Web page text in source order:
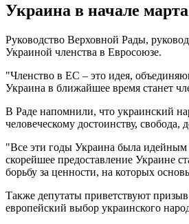
Украина в начале
Руководство Верховной Рады,
Украиной членства в Евросоюзе.
"Членство в ЕС – это идея,
Украина в ближайшее время станет
В Раде напомнили, что украинский
человеческому достоинству, свобода,
"Все эти годы Украина была идейным
скорейшее предоставление Украине
борьбу за ценности, на которых
Также депутаты приветствуют
европейский выбор украинского